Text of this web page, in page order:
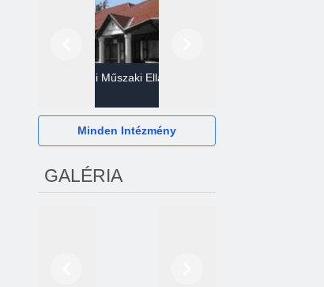
Gazdasági Műszaki Ellátó
Minden Intézmény
GALÉRIA